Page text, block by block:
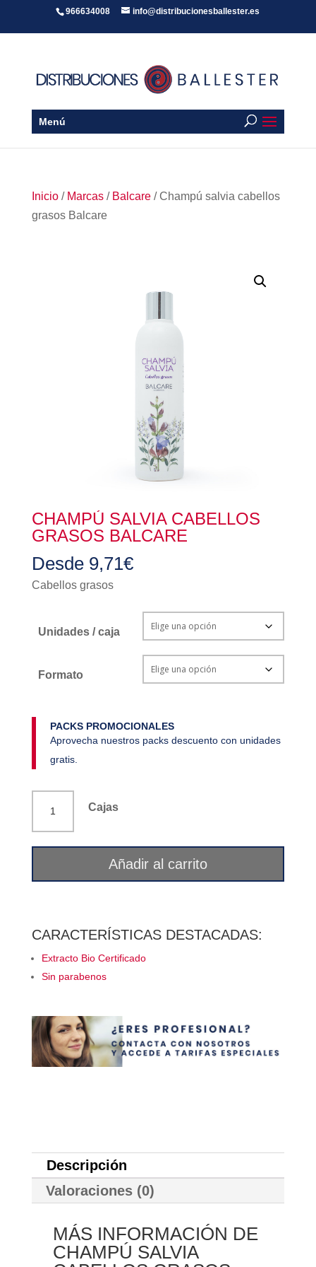
966634008 info@distribucionesballester.es
Menú
Inicio/ Marcas/ Balcare/ Champú salvia cabellos
grasos Balcare
CHAMPÚ SALVIA CABELLOS
GRASOS BALCARE
Desde 9,71€
Cabellos grasos
Unidades / caja
Formato
PACKS PROMOCIONALES
Aprovecha nuestros packs descuento con unidades
gratis.
salvia
Cajas
Añadir al carrito
CARACTERÍSTICAS DESTACADAS:
Extracto Bio Certificado
Sin parabenos
Descripción
Valoraciones (0)
MÁS INFORMACIÓN DE
CHAMPÚ SALVIA